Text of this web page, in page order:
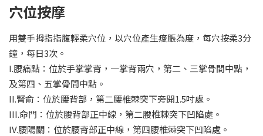
穴位按摩
用雙手拇指指腹輕柔穴位，以穴位產生痠脹為度，每穴按柔3分
鐘，每日3次。
I.腰痛點：位於手掌掌背，一掌背兩穴，第二、三掌骨間中點，
及第四、五掌骨間中點。
II.腎俞：位於腰背部，第二腰椎棘突下旁開1.5吋處。
III.命門：位於腰背部正中線，第二腰椎棘突下凹陷處。
IV.腰陽關：位於腰背部正中線，第四腰椎棘突下凹陷處。